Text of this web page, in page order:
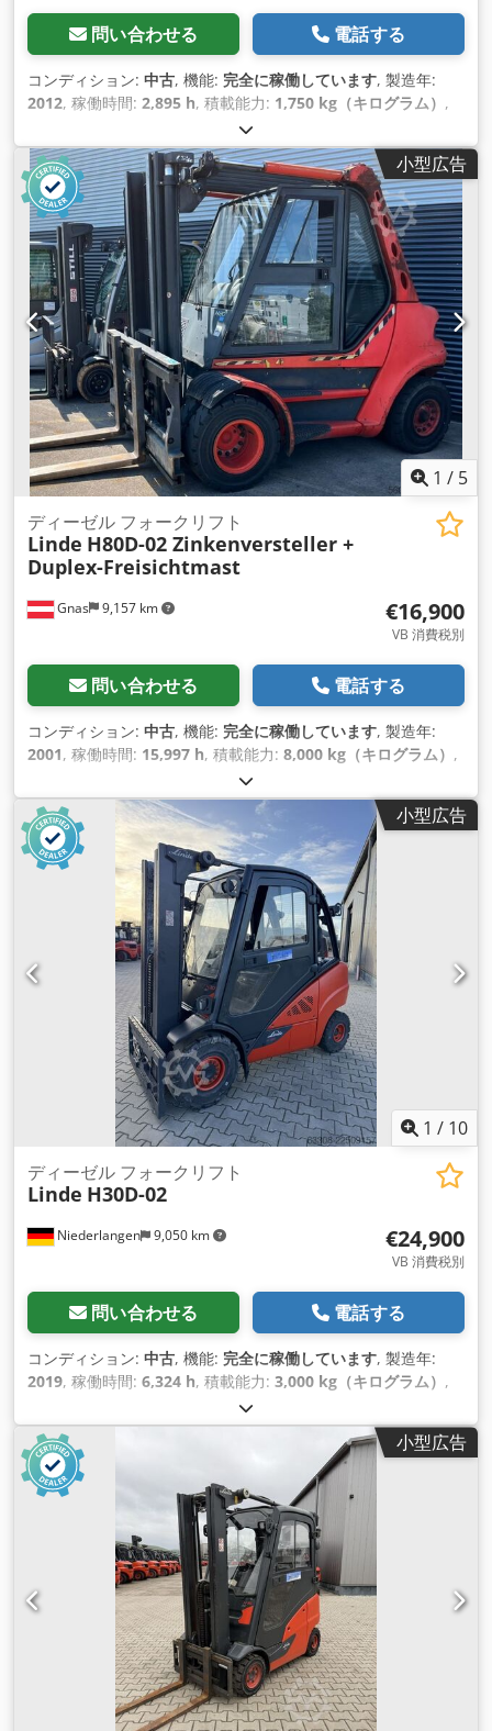
問い合わせる 電話する
コンディション: 中古, 機能: 完全に稼働しています, 製造年:
2012, 稼働時間: 2,895 h, 積載能力: 1,750 kg（キログラム） ,
, フリーリフト:1,400 mm
マスト型式:トリプレックス, 建設高:2,115 mm, フォーク長:
1,200 mm, 空車重量:2,845 kg（キログラム）, 全長:2,300
mm, 駆動方式: Treibgas, 建設幅:1,080 mm,
小型広告
1 / 5
Gnas 9,157 km
ディーゼル フォークリフト
Linde H80D-02 Zinkenversteller +
Duplex-Freisichtmast
€16,900
VB 消費税別
問い合わせる 電話する
コンディション: 中古, 機能: 完全に稼働しています, 製造年:
2001, 稼働時間: 15,997 h, 積載能力: 8,000 kg（キログラム） ,
ディーゼル
レックス, 建設高:2,710 mm, 空車重量:12,500 kg（キログラ
ム）, 駆動方式:Diesel, 小型広告
1 / 10
Niederlangen 9,050 km
ディーゼル フォークリフト
Linde H30D-02
€24,900
VB 消費税別
問い合わせる 電話する
コンディション: 中古, 機能: 完全に稼働しています, 製造年:
2019, 稼働時間: 6,324 h, 積載能力: 3,000 kg（キログラム） ,
, フリーリフト:1,424 mm
ーゼル, マスト型式:トリプレックス, 建設高:2,191 mm, フォ
ークキャリッジ幅:
Diesel, 小型広告